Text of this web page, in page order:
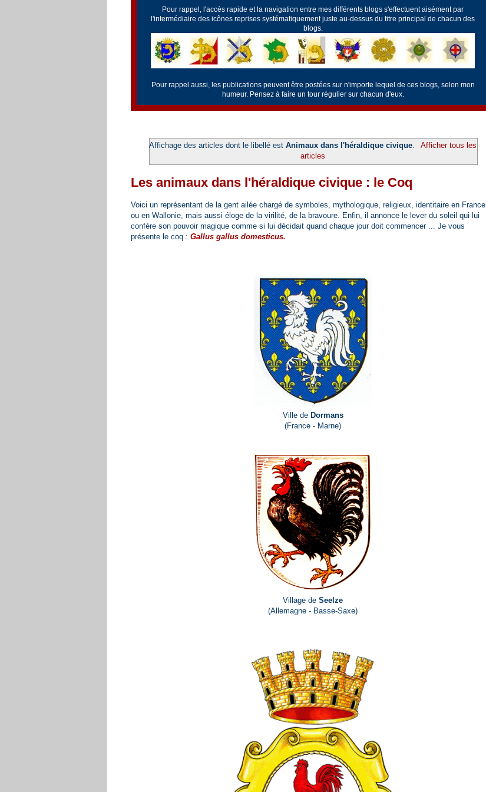
Pour rappel, l'accès rapide et la navigation entre mes différents blogs s'effectuent aisément par
l'intermédiaire des icônes reprises systématiquement juste au-dessus du titre principal de chacun des
blogs.
Pour rappel aussi, les publications peuvent être postées sur n'importe lequel de ces blogs, selon mon
humeur. Pensez à faire un tour régulier sur chacun d'eux.
Affichage des articles dont le libellé estAnimaux dans l'héraldique civique.
Afficher tous les
articles
Les animaux dans l'héraldique civique : le Coq
Voici un représentant de la gent ailée chargé de symboles, mythologique, religieux, identitaire en France
ou en Wallonie, mais aussi éloge de la virilité, de la bravoure. Enfin, il annonce le lever du soleil qui lui
confère son pouvoir magique comme si lui décidait quand chaque jour doit commencer ... Je vous
présente le coq : Gallus gallus domesticus.
Ville de Dormans
(France - Marne)
Village de Seelze
(Allemagne - Basse-Saxe)